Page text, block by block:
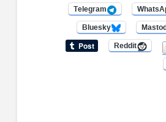
Telegram
Bluesky
Reddit